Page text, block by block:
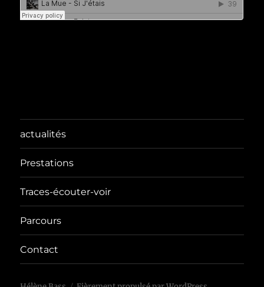
actualités
Prestations
Traces-écouter-voir
Parcours
Contact